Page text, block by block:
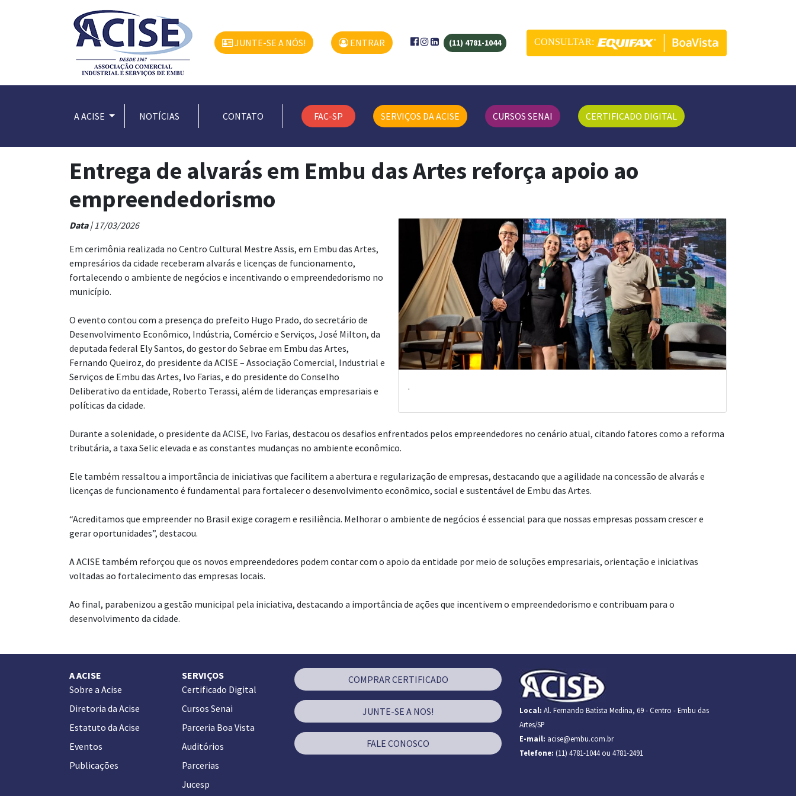
JUNTE-SE A NÓS! ENTRAR (11) 4781-1044 CONSULTAR:
A ACISE NOTÍCIAS CONTATO FAC-SP SERVIÇOS DA ACISE CURSOS SENAI CERTIFICADO DIGITAL
Entrega de alvarás em Embu das Artes reforça apoio ao
empreendedorismo
.
Data| 17/03/2026
Em cerimônia realizada no Centro Cultural Mestre Assis, em Embu das Artes,
empresários da cidade receberam alvarás e licenças de funcionamento,
fortalecendo o ambiente de negócios e incentivando o empreendedorismo no
município.
O evento contou com a presença do prefeito Hugo Prado, do secretário de
Desenvolvimento Econômico, Indústria, Comércio e Serviços, José Milton, da
deputada federal Ely Santos, do gestor do Sebrae em Embu das Artes,
Fernando Queiroz, do presidente da ACISE – Associação Comercial, Industrial e
Serviços de Embu das Artes, Ivo Farias, e do presidente do Conselho
Deliberativo da entidade, Roberto Terassi, além de lideranças empresariais e
políticas da cidade.
Durante a solenidade, o presidente da ACISE, Ivo Farias, destacou os desafios enfrentados pelos empreendedores no cenário atual, citando fatores como a reforma
tributária, a taxa Selic elevada e as constantes mudanças no ambiente econômico.
Ele também ressaltou a importância de iniciativas que facilitem a abertura e regularização de empresas, destacando que a agilidade na concessão de alvarás e
licenças de funcionamento é fundamental para fortalecer o desenvolvimento econômico, social e sustentável de Embu das Artes.
“Acreditamos que empreender no Brasil exige coragem e resiliência. Melhorar o ambiente de negócios é essencial para que nossas empresas possam crescer e
gerar oportunidades”, destacou.
A ACISE também reforçou que os novos empreendedores podem contar com o apoio da entidade por meio de soluções empresariais, orientação e iniciativas
voltadas ao fortalecimento das empresas locais.
Ao final, parabenizou a gestão municipal pela iniciativa, destacando a importância de ações que incentivem o empreendedorismo e contribuam para o
desenvolvimento da cidade.
A ACISE
Sobre a Acise
Diretoria da Acise
Estatuto da Acise
Eventos
Publicações
SERVIÇOS
Certificado Digital
Cursos Senai
Parceria Boa Vista
Auditórios
Parcerias
Jucesp
COMPRAR CERTIFICADO
JUNTE-SE A NOS!
FALE CONOSCO
Local: Al. Fernando Batista Medina, 69 - Centro - Embu das
Artes/SP
E-mail: acise@embu.com.br
Telefone: (11) 4781-1044 ou 4781-2491